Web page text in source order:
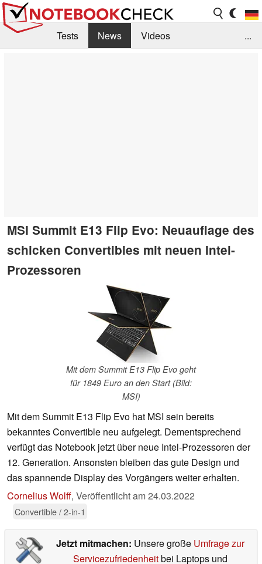
Tests News
Videos
...
MSI Summit E13 Flip Evo: Neuauflage des
schicken Convertibles mit neuen Intel-
Prozessoren
Mit dem Summit E13 Flip Evo geht
für 1849 Euro an den Start (Bild:
MSI)
Mit dem Summit E13 Flip Evo hat MSI sein bereits
bekanntes Convertible neu aufgelegt. Dementsprechend
verfügt das Notebook jetzt über neue Intel-Prozessoren der
12. Generation. Ansonsten bleiben das gute Design und
das spannende Display des Vorgängers weiter erhalten.
Cornelius Wolff, Veröffentlicht am24.03.2022
Convertible / 2-in-1
Jetzt mitmachen: Unsere große Umfrage zur
Servicezufriedenheitbei Laptops und